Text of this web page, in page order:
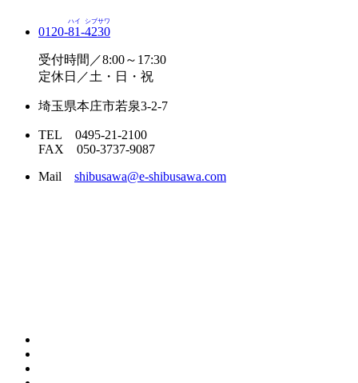
0120-81
ハイ
-4230
シブサワ
受付時間／8:00～17:30
定休日／土・日・祝
埼玉県本庄市若泉3-2-7
TEL 0495-21-2100
FAX 050-3737-9087
Mail shibusawa@e-shibusawa.com